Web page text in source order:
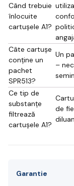
Când trebuie
înlocuite
cartușele A1?
Câte cartușe
conține un
pachet
SPR513?
Un
–
Ce tip de
substanțe
filtrează
cartușele A1?
de
Garantie